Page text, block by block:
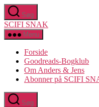
Spring
til
indholdet
Søg
SCIFI SNAK
Menu
Forside
Goodreads-Bogklub
Om Anders & Jens
Abonner på SCIFI
Søg